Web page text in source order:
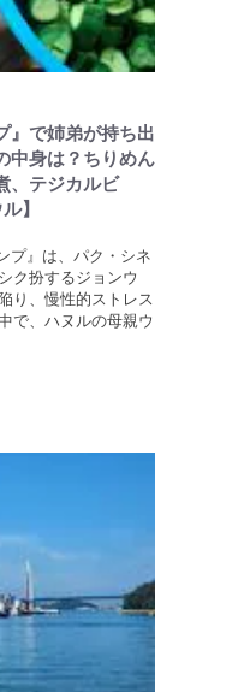
』で姉弟が持ち出
中身は？ちりめん
、テジカルビ
】
プ』は、パク・シネ
ク扮するジョンウ
り、慢性的ストレス
で、ハヌルの母親ウ